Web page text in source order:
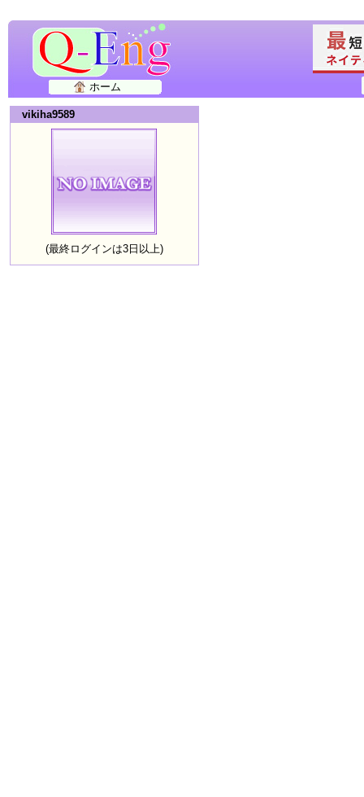
ホーム
vikiha9589
(最終ログインは3日以上)